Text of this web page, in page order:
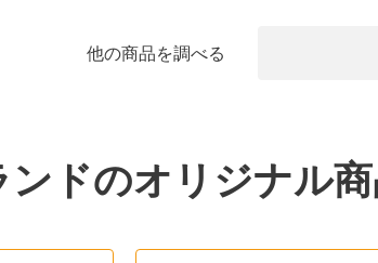
他の商品を調べる
ンドのオリジナル